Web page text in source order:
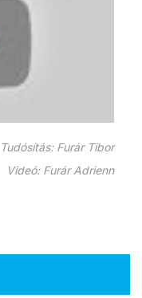
Tudósítás: Furár Tibor
Videó: Furár Adrienn